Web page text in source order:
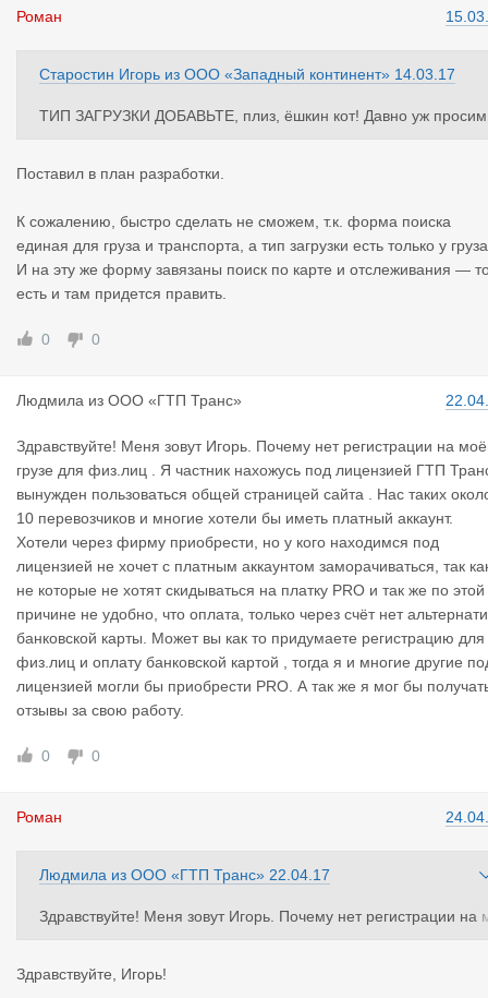
Роман
Старостин Игорь из ООО «Западный континент» 14.03.17
ТИП ЗАГРУЗКИ ДОБАВЬТЕ, плиз, ёшкин кот! Давно уж
Поставил в план разработки.
К сожалению, быстро сделать не сможем, т.к. форма поиска
единая для груза и транспорта, а тип загрузки есть только у
И на эту же форму завязаны поиск по карте и отслеживания —
есть и там придется править.
0 0
Людмила из ООО «ГТП Транс»
Здравствуйте! Меня зовут Игорь. Почему нет регистрации на
грузе для физ.лиц . Я частник нахожусь под лицензией ГТП
вынужден пользоваться общей страницей сайта . Нас таких
10 перевозчиков и многие хотели бы иметь платный аккаунт.
Хотели через фирму приобрести, но у кого находимся под
лицензией не хочет с платным аккаунтом заморачиваться, так
не которые не хотят скидываться на платку PRO и так же по этой
причине не удобно, что оплата, только через счёт нет
банковской карты. Может вы как то придумаете регистрацию для
физ.лиц и оплату банковской картой , тогда я и многие другие
лицензией могли бы приобрести PRO. А так же я мог бы
отзывы за свою работу.
0 0
Роман
Людмила из ООО «ГТП Транс» 22.04.17
Здравствуйте! Меня зовут Игорь. Почему нет регистрации на
с таких около 10 перевозчиков и многие хотели бы иметь плат
Здравствуйте, Игорь!